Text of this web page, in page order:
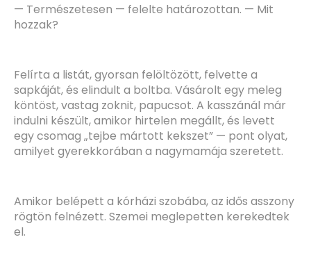
— Természetesen — felelte határozottan. — Mit
hozzak?
Felírta a listát, gyorsan felöltözött, felvette a
sapkáját, és elindult a boltba. Vásárolt egy meleg
köntöst, vastag zoknit, papucsot. A kasszánál már
indulni készült, amikor hirtelen megállt, és levett
egy csomag „tejbe mártott kekszet” — pont olyat,
amilyet gyerekkorában a nagymamája szeretett.
Amikor belépett a kórházi szobába, az idős asszony
rögtön felnézett. Szemei meglepetten kerekedtek
el.